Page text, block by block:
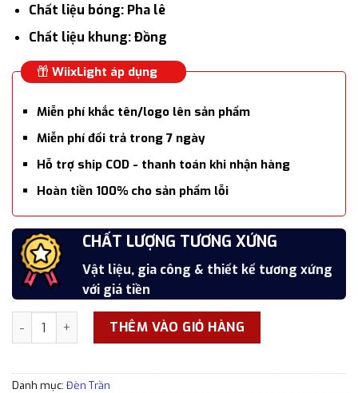
Chất liệu bóng: Pha lê
Chất liệu khung: Đồng
WiixLight áp dụng
Miễn phí khắc tên/logo lên sản phẩm
Miễn phí đổi trả trong 7 ngày
Hỗ trợ ship COD - thanh toán khi nhận hàng
Hoàn tiền 100% cho sản phẩm lỗi
SẢN PHẨM CAO CẤP
Hoàn thiện cẩn thận, tỉ mỉ, xắc xảo
CHẤT LƯỢNG TƯƠNG XỨNG
Vật liệu, gia công & thiết kế tương xứng
với giá tiền
7 NGÀY ĐỔI TRẢ MIỄN PHÍ
Đổi trả trong 7 ngày kể từ thời điểm nhận
hàng
HOÀN TIỀN SẢN PHẨM LỖI
Hoàn tiền 100% cho các sản phẩm lỗi
Đèn trần WL DC031 thiết kế đơn giản phong cách châu Âu
THÊM VÀO GIỎ HÀNG
Danh mục: Đèn Trần